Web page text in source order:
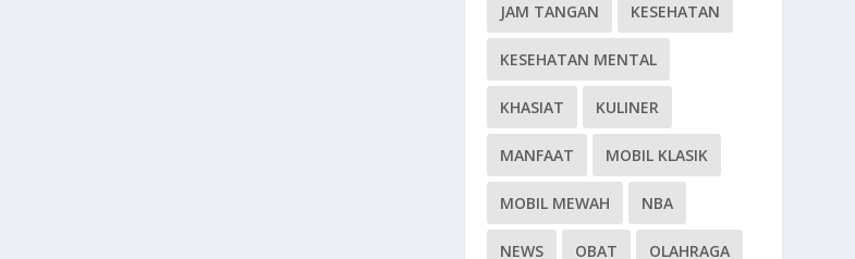
JAM TANGAN KESEHATAN
KESEHATAN MENTAL
KHASIAT KULINER
MANFAAT MOBIL KLASIK
MOBIL MEWAH NBA
NEWS OBAT OLAHRAGA